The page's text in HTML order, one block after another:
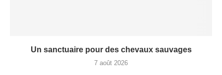
Un sanctuaire pour des chevaux sauvages
7 août 2026